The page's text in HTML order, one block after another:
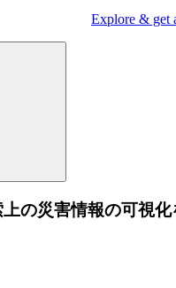
Explore & get
の災害情報の可視